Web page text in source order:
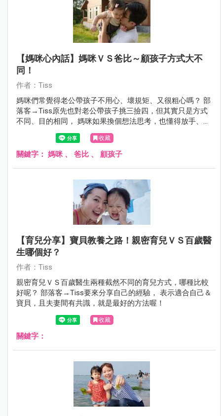
【媽咪心內話】媽咪ＶＳ爸比～顧孩子方式大不
同！
作者：Tiss
媽咪們常覺得老公帶孩子不用心、壞規矩、又很粗心嗎？ 部
落客→Tiss原先也對老公帶孩子挑三撿四，但其實只是方式
不同、目的相同， 媽咪如果換個想法思考，也懂得放手、感
謝，心情就會豁然開朗唷！
收藏
關鍵字： 媽咪 、 爸比 、 顧孩子
【育兒分享】寶貝教養之路！親密育兒ＶＳ百歲醫
生哪個好？
作者：Tiss
親密育兒ＶＳ百歲醫生兩種截然不同的育兒方式，哪種比較
好呢？ 部落客→Tiss要來分享自己的經驗， 表示適合自己＆
寶貝，且夫妻間有共識，就是最好的方法喔！
收藏
關鍵字：